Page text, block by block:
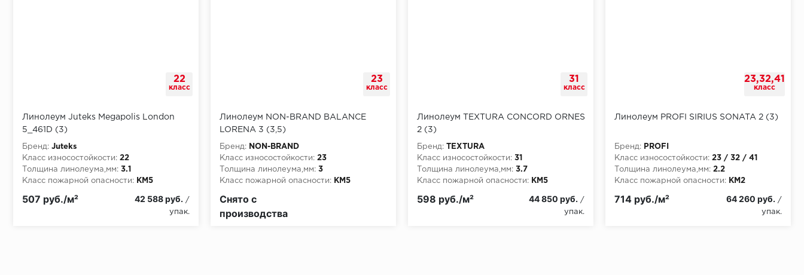
Условия доставки
Монтаж последнего ряда:
22
класс
Линолеум Juteks Megapolis London
5_461D (3)
Бренд: Juteks
Класс износостойкости: 22
Толщина линолеума,мм: 3.1
Класс пожарной опасности:
КМ5
рулонам, от 100м2
507 руб./м² 42 588 руб. /
упак.
23
класс
Линолеум NON-BRAND BALANCE
LORENA 3 (3,5)
Бренд:
NON-BRAND
Класс износостойкости: 23
Толщина линолеума,мм: 3
Класс пожарной опасности:
КМ5
рулонам, от 100м2
Снято с
производства
31
класс
Линолеум TEXTURA CONCORD ORNES
2 (3)
Бренд:
TEXTURA
Класс износостойкости: 31
Толщина линолеума,мм: 3.7
Класс пожарной опасности:
КМ5
рулонам, от 100м2
598 руб./м² 44 850 руб. /
упак.
23,32,41
класс
Линолеум PROFI SIRIUS SONATA 2 (3)
Бренд:
PROFI
Класс износостойкости: 23 / 32 / 41
Толщина линолеума,мм: 2.2
Класс пожарной опасности:
КМ2
рулонам, от 100м2
714 руб./м² 64 260 руб. /
упак.